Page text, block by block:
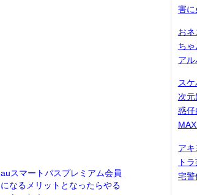
auスマートパスプレミアム会員
になるメリットとなったらやる
害に
お
ち
ア
ス
次
惑仔
ア
ト
宅警